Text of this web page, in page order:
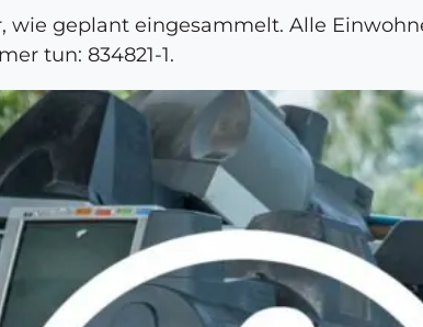
wie geplant eingesammelt. Alle
tun: 834821-1.